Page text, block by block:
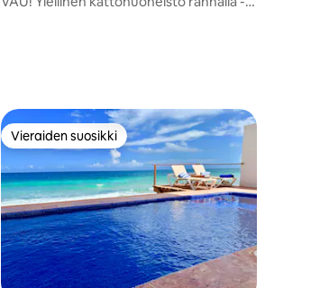
Vieraiden suosikki
Vieraiden suosikki